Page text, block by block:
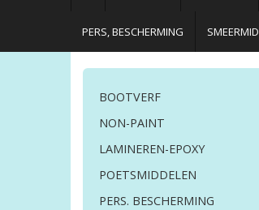
PERS, BESCHERMING
BOOTVERF
NON-PAINT
LAMINEREN-EPOXY
POETSMIDDELEN
PERS. BESCHERMING